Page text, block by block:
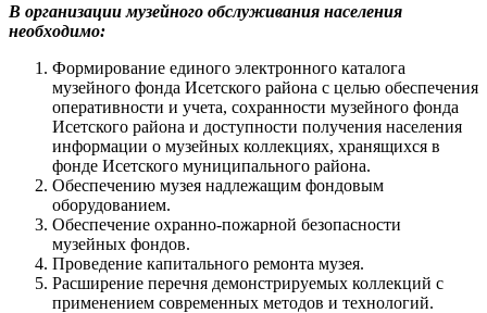
В организации музейного обслуживания населения
необходимо:
Формирование единого электронного каталога
музейного фонда Исетского района с целью обеспечения
оперативности и учета, сохранности музейного фонда
Исетского района и доступности получения населения
информации о музейных коллекциях, хранящихся в
фонде Исетского муниципального района.
Обеспечению музея надлежащим фондовым
оборудованием.
Обеспечение охранно-пожарной безопасности
музейных фондов.
Проведение капитального ремонта музея.
Расширение перечня демонстрируемых коллекций с
применением современных методов и технологий.